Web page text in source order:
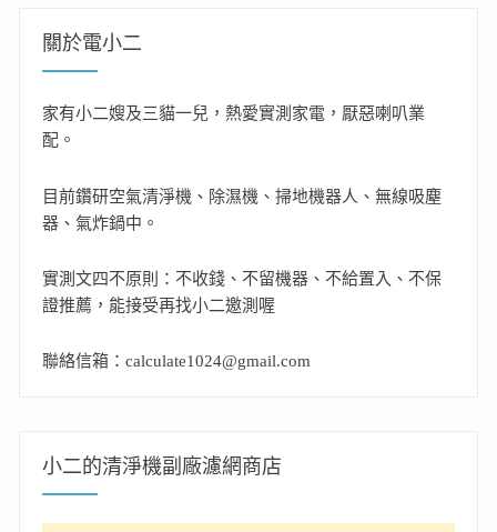
關於電小二
家有小二嫂及三貓一兒，熱愛實測家電，厭惡喇叭業
配。
目前鑽研空氣清淨機、除濕機、掃地機器人、無線吸塵
器、氣炸鍋中。
實測文四不原則：不收錢、不留機器、不給置入、不保
證推薦，能接受再找小二邀測喔
聯絡信箱：calculate1024@gmail.com
小二的清淨機副廠濾網商店